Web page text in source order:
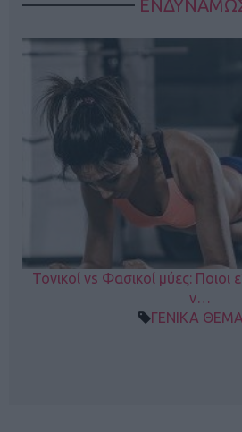
Τονικοί vs Φασικοί μύες: Ποιοι
ν…
ΓΕΝΙΚΑ